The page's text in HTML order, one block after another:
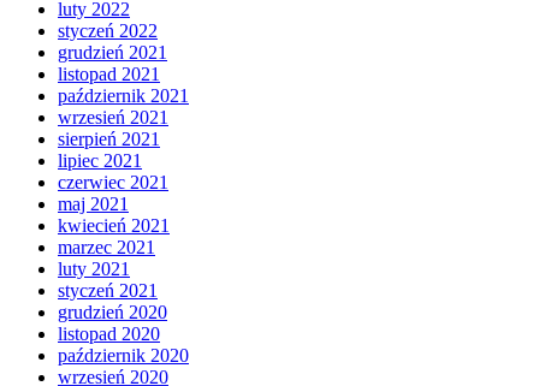
luty 2022
styczeń 2022
grudzień 2021
listopad 2021
październik 2021
wrzesień 2021
sierpień 2021
lipiec 2021
czerwiec 2021
maj 2021
kwiecień 2021
marzec 2021
luty 2021
styczeń 2021
grudzień 2020
listopad 2020
październik 2020
wrzesień 2020